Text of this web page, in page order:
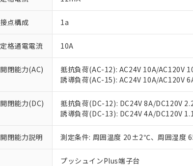
接点構成 1a
定格通電電流 10A
開閉能力(AC)
抵抗負荷(AC-12): AC24V 10A/AC120V
誘導負荷(AC-15): AC24V 10A/AC120V
開閉能力(DC)
抵抗負荷(DC-12): DC24V 8A/DC120V
誘導負荷(DC-13): DC24V 4A/DC120V
開閉能力説明 測定条件: 周囲温度 20±2℃、周囲湿度
プッシュインPlus端子台
本サービスは、当社制御機器事
当社制御機器事業取扱商品の中
い。
正式な納期状況および標準価格
当社販売員にご相談ください。
在庫状況および標準価格結果を
す。
マイパーツ機能（部品リスト作
ている必要があります。
お客様が当ウェブサイト上で当
が、当社の製品・サービスに
*EU RoHS指令（10物質）：
フタル酸ビス(2-エチルヘキシル) (DEHP)(別名
ル（DBP） 1000ppm以下、フタル酸ジイソブ
但し、RoHS指令で産業用監視および制御機器に
フタル酸エステル類の４物質については閾値を
※2 対応予定月
部品在庫の切り替え状況などにより
※3 非含有証明書ダウンロード
「×」：最大均質材料含有率が中国
Pb(鉛) :1000ppm、 Hg(水銀) : 1000ppm、 Cd(
DEHP(フタル酸ビス(2-エチルヘキシル)) :
※2 環境保護使用期限
「ｅ」：有害物質（10物質）のすべ
味します。
「－」：未確認です。当社販売部門
当社は、これら貴社製品のうち
などの必要な手続きをとります
ます。
当社は貴社製品を、核兵器、ミ
置等に一切使用いたしません。
当社は、貴社製品を第三者に販
たしません。
△ 一定数には満たないが在庫
－
在庫なし(最新の在庫状況
機器販売店・当社販売員
空
受注生産機種、また在庫状